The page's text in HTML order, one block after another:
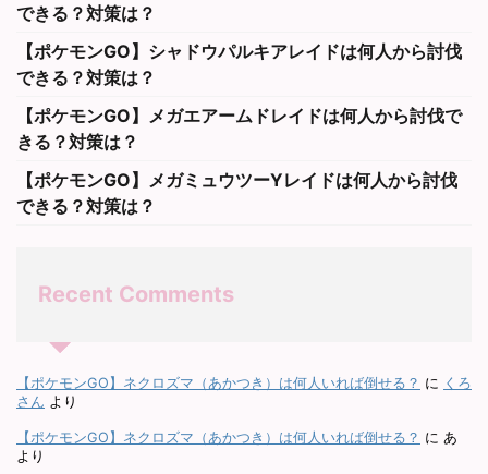
できる？対策は？
【ポケモンGO】シャドウパルキアレイドは何人から討伐
できる？対策は？
【ポケモンGO】メガエアームドレイドは何人から討伐で
きる？対策は？
【ポケモンGO】メガミュウツーYレイドは何人から討伐
できる？対策は？
Recent Comments
【ポケモンGO】ネクロズマ（あかつき）は何人いれば倒せる？ に くろ
さん より
【ポケモンGO】ネクロズマ（あかつき）は何人いれば倒せる？ に あ
より